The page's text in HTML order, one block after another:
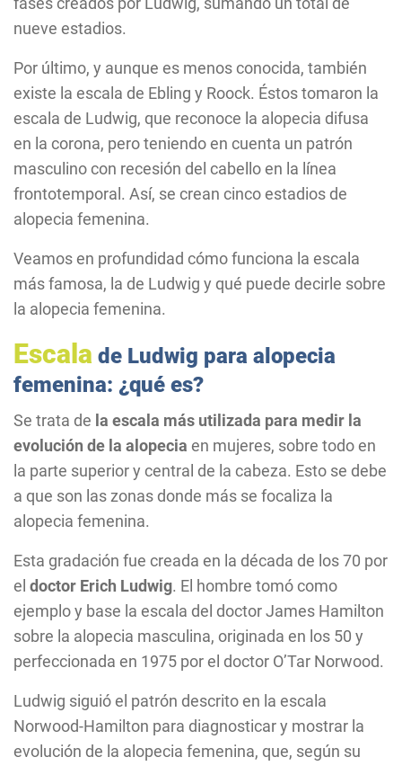
nueve estadios.
Por último, y aunque es menos conocida, también
existe la escala de Ebling y Roock. Éstos tomaron la
escala de Ludwig, que reconoce la alopecia difusa
en la corona, pero teniendo en cuenta un patrón
masculino con recesión del cabello en la línea
frontotemporal. Así, se crean cinco estadios de
alopecia femenina.
Veamos en profundidad cómo funciona la escala
más famosa, la de Ludwig y qué puede decirle sobre
la alopecia femenina.
Escala de Ludwig para alopecia
femenina: ¿qué es?
Se trata de la escala más utilizada para medir la
evolución de la alopecia en mujeres, sobre todo en
la parte superior y central de la cabeza. Esto se debe
a que son las zonas donde más se focaliza la
alopecia femenina.
Esta gradación fue creada en la década de los 70 por
el doctor Erich Ludwig. El hombre tomó como
ejemplo y base la escala del doctor James Hamilton
sobre la alopecia masculina, originada en los 50 y
perfeccionada en 1975 por el doctor O’Tar Norwood.
Ludwig siguió el patrón descrito en la escala
Norwood-Hamilton para diagnosticar y mostrar la
evolución de la alopecia femenina, que, según su